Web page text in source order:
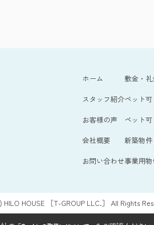
ホーム
スタッフ紹介
お客様の声
会社概要
お問い合わせ
敷金・礼
ペット可
ペット可
新築物件
事業用
HILO HOUSE ［T-GROUP LLC.］ All Rights